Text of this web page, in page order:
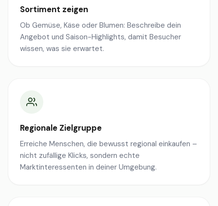
Sortiment zeigen
Ob Gemüse, Käse oder Blumen: Beschreibe dein
Angebot und Saison-Highlights, damit Besucher
wissen, was sie erwartet.
Regionale Zielgruppe
Erreiche Menschen, die bewusst regional einkaufen –
nicht zufällige Klicks, sondern echte
Marktinteressenten in deiner Umgebung.